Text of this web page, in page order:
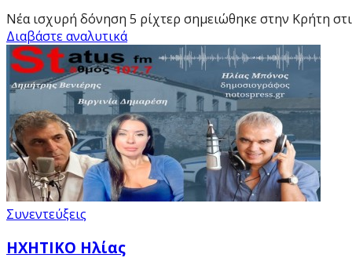
Νέα ισχυρή δόνηση 5 ρίχτερ σημειώθηκε στην Κρήτη
Διαβάστε αναλυτικά
Συνεντεύξεις
HXHTIKO Ηλίας